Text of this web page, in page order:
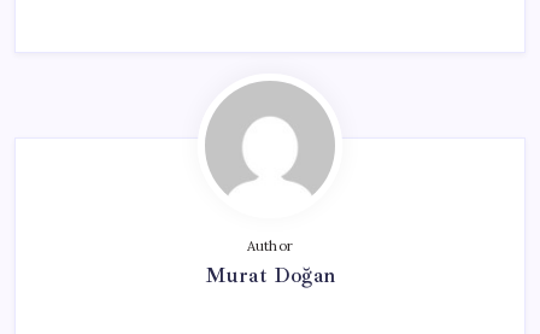
Author
Murat Doğan